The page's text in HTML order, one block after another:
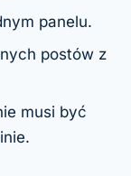
panelu.
postów z
musi być